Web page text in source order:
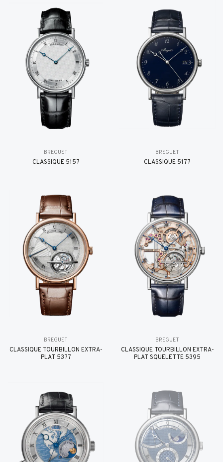
BREGUET
CLASSIQUE 5157
BREGUET
CLASSIQUE 5177
BREGUET
CLASSIQUE TOURBILLON EXTRA-
PLAT 5377
BREGUET
CLASSIQUE TOURBILLON EXTRA-
PLAT SQUELETTE 5395